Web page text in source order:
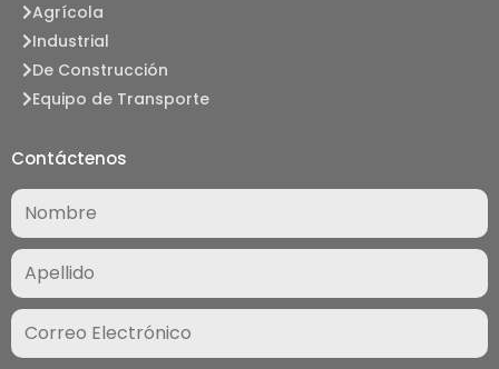
Agrícola
Industrial
De Construcción
Equipo de Transporte
Contáctenos
Nombre
(Required)
Correo
Electrónico
(Required)